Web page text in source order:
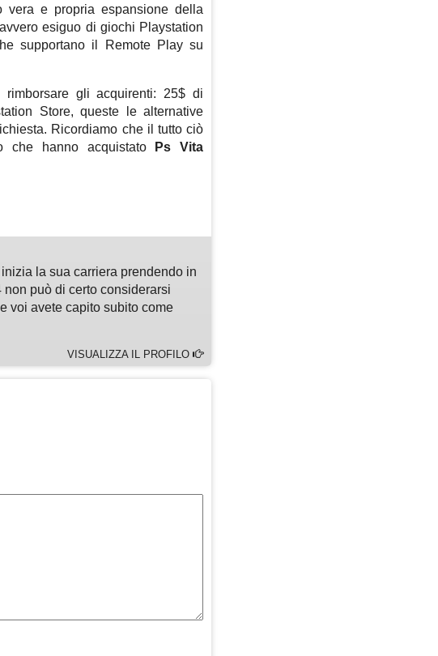
vera e propria espansione della
esiguo di giochi Playstation
supportano il Remote Play su
gli acquirenti: 25$ di
Store, queste le alternative
Ricordiamo che il tutto ciò
che hanno acquistato
Ps Vita
la sua carriera prendendo in
può di certo considerarsi
voi avete capito subito come
VISUALIZZA IL PROFILO